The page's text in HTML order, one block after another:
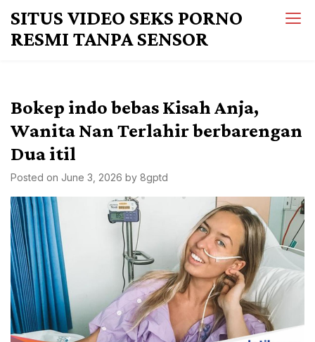
content
SITUS VIDEO SEKS PORNO
RESMI TANPA SENSOR
Bokep indo bebas Kisah Anja,
Wanita Nan Terlahir berbarengan
Dua itil
Posted on June 3, 2026 by 8gptd